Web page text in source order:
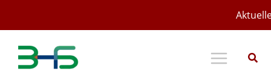
springen